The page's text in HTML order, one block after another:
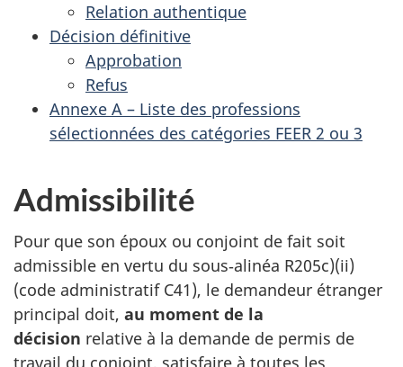
Relation authentique
Décision définitive
Approbation
Refus
Annexe A – Liste des professions
sélectionnées des catégories FEER 2 ou 3
Admissibilité
Pour que son époux ou conjoint de fait soit
admissible en vertu du sous‑alinéa R205c)(ii)
(code administratif C41), le demandeur étranger
principal doit, au moment de la
décision relative à la demande de permis de
travail du conjoint, satisfaire à toutes les